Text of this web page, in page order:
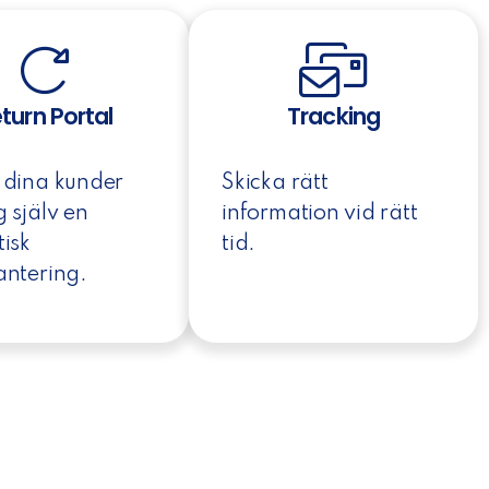
Portal
dina kunder
själv en
Tracking
Skicka rätt
information vid rätt
tid.